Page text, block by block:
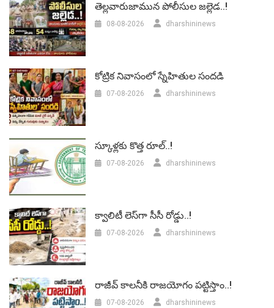
తెల్లవారుజామున పోలీసుల జల్లెడ..!
08-08-2026 dharshininews
కోట్రిక నివాసంలో స్నేహితుల సందడి
07-08-2026 dharshininews
స్కూళ్లకు కొత్త రూల్..!
07-08-2026 dharshininews
క్వాలిటీ లెస్‌గా సీసీ రోడ్డు..!
07-08-2026 dharshininews
రాజీవ్ కాలనీకి రాజయోగం పట్టిస్తాం..!
07-08-2026 dharshininews